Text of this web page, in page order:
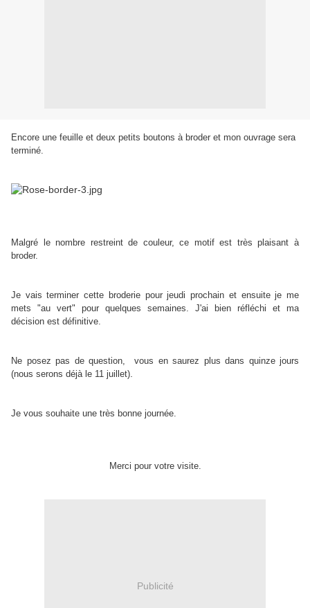
Encore une feuille et deux petits boutons à broder et mon ouvrage sera
terminé.
Malgré le nombre restreint de couleur, ce motif est très plaisant à
broder.
Je vais terminer cette broderie pour jeudi prochain et ensuite je me
mets "au vert" pour quelques semaines. J'ai bien réfléchi et ma
décision est définitive.
Ne posez pas de question, vous en saurez plus dans quinze jours
(nous serons déjà le 11 juillet)
Je vous souhaite une très bonne journée.
Merci pour votre visite.
Publicité